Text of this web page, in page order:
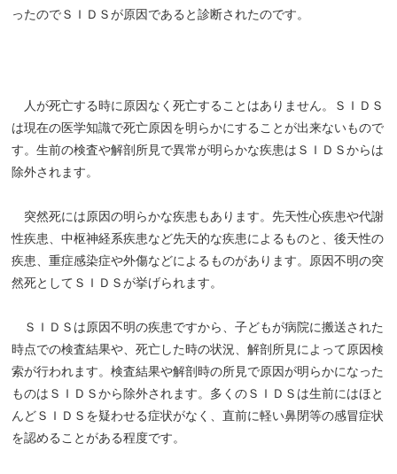
ったのでＳＩＤＳが原因であると診断されたのです。
人が死亡する時に原因なく死亡することはありません。ＳＩＤＳ
は現在の医学知識で死亡原因を明らかにすることが出来ないもので
す。生前の検査や解剖所見で異常が明らかな疾患はＳＩＤＳからは
除外されます。
突然死には原因の明らかな疾患もあります。先天性心疾患や代謝
性疾患、中枢神経系疾患など先天的な疾患によるものと、後天性の
疾患、重症感染症や外傷などによるものがあります。原因不明の突
然死としてＳＩＤＳが挙げられます。
ＳＩＤＳは原因不明の疾患ですから、子どもが病院に搬送された
時点での検査結果や、死亡した時の状況、解剖所見によって原因検
索が行われます。検査結果や解剖時の所見で原因が明らかになった
ものはＳＩＤＳから除外されます。多くのＳＩＤＳは生前にはほと
んどＳＩＤＳを疑わせる症状がなく、直前に軽い鼻閉等の感冒症状
を認めることがある程度です。